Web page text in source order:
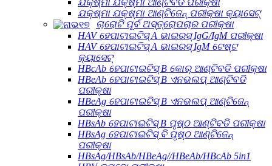
ଯକ୍ଷ୍ମା ଯକ୍ଷ୍ମା ଆଣ୍ଟିଜେନ୍ ପରୀକ୍ଷା କ୍ୟାସେଟ୍
ଚାରୋଟି ପୂର୍ବ ଅସ୍ତ୍ରୋପଚାର ପରୀକ୍ଷା
HAV ହେପାଟାଇଟିସ୍ A ଭାଇରସ୍ IgG/IgM ପରୀକ୍ଷା
HAV ହେପାଟାଇଟିସ୍ A ଭାଇରସ୍ IgM ଟେଷ୍ଟ
କ୍ୟାସେଟ୍
HBcAb ହେପାଟାଇଟିସ୍ B କୋର୍ ଆଣ୍ଟିବଡି ପରୀକ୍ଷା
HBeAb ହେପାଟାଇଟିସ୍ B ଏନଭଲପ୍ ଆଣ୍ଟିବଡି
ପରୀକ୍ଷା
HBeAg ହେପାଟାଇଟିସ୍ B ଏନଭଲପ୍ ଆଣ୍ଟିଜେନ୍
ପରୀକ୍ଷା
HBsAb ହେପାଟାଇଟିସ୍ B ପୃଷ୍ଠ ଆଣ୍ଟିବଡି ପରୀକ୍ଷା
HBsAg ହେପାଟାଇଟିସ୍ ବି ପୃଷ୍ଠ ଆଣ୍ଟିଜେନ୍
ପରୀକ୍ଷା
HBsAg/HBsAb/HBeAg//HBeAb/HBcAb 5in1